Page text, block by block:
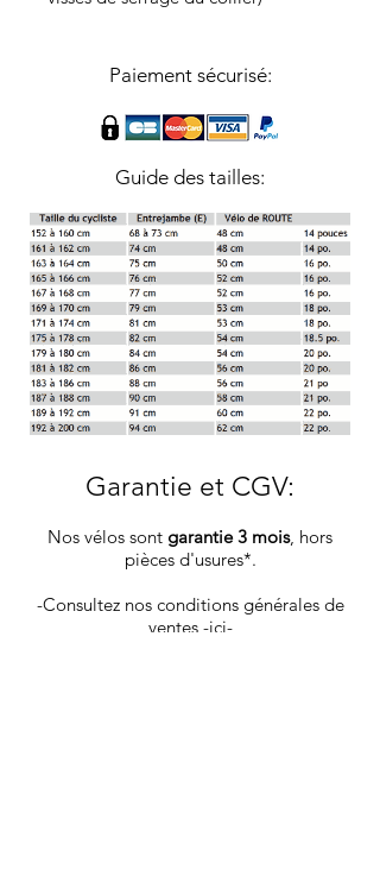
Paiement sécurisé:
Guide des tailles:
Garantie et CGV:
Nos vélos sont garantie 3 mois, hors
pièces d'usures*.
-Consultez nos conditions générales de
ventes -ici-